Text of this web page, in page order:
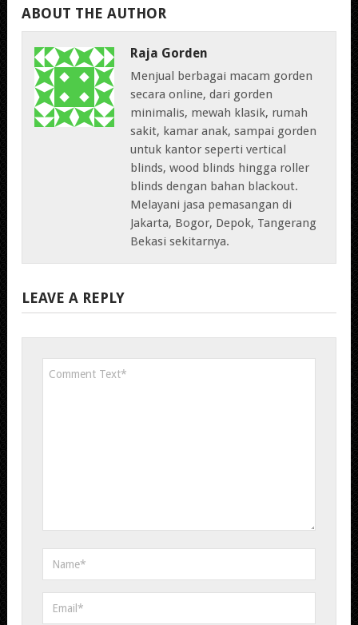
ABOUT THE AUTHOR
Raja Gorden
Menjual berbagai macam gorden
secara online, dari gorden
minimalis, mewah klasik, rumah
sakit, kamar anak, sampai gorden
untuk kantor seperti vertical
blinds, wood blinds hingga roller
blinds dengan bahan blackout.
Melayani jasa pemasangan di
Jakarta, Bogor, Depok, Tangerang
Bekasi sekitarnya.
LEAVE A REPLY